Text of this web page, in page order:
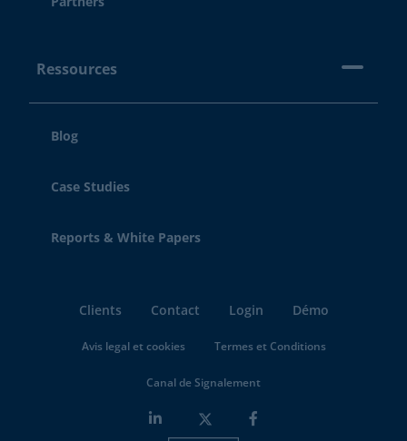
Ressources
Blog
Case Studies
Reports & White Papers
Clients Contact Login Démo
Avis legal et cookies Termes et Conditions
Canal de Signalement